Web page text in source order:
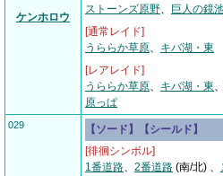
ケンホロウ
ストーンズ原野、
巨人の鏡
[通常レイド]
うららか草原、 キバ湖・東
[レアレイド]
うららか草原、 キバ湖・東、
原っぱ
029
【ソード】【シールド】
[徘徊シンボル]
1番道路、 2番道路 (南/北) 、